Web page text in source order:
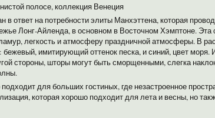
полосе, коллекция Венеция
в ответ на потребности элиты Манхэттена, которая
Лонг-Айленда, в основном в Восточном Хэмптоне. Эта
легкость и атмосферу праздничной атмосферы. В
бежевый, имитирующий оттенок песка, и синий, цвет моря.
стороны, шторы могут быть сморщенными, слегка
для больших гостиных, где незастроенное
которая хорошо подходит для лета и весны, но